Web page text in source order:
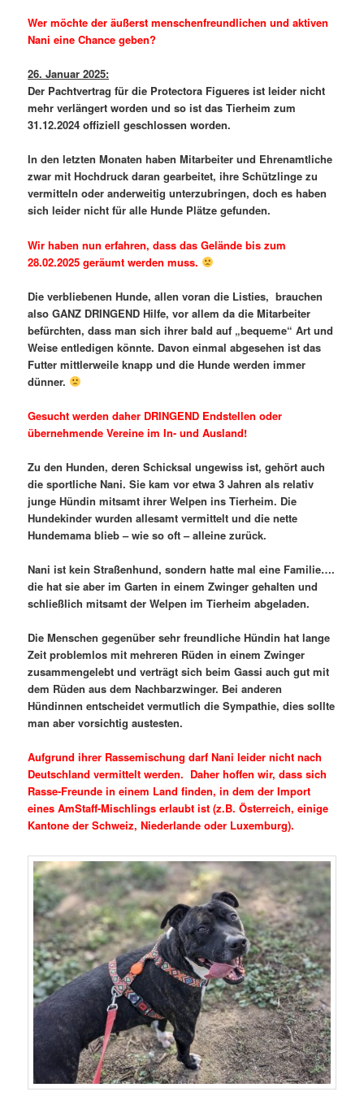
Wer möchte der äußerst menschenfreundlichen und aktiven
Nani eine Chance geben?
26. Januar 2025:
Der Pachtvertrag für die Protectora Figueres ist leider nicht
mehr verlängert worden und so ist das Tierheim zum
31.12.2024 offiziell geschlossen worden.
In den letzten Monaten haben Mitarbeiter und Ehrenamtliche
zwar mit Hochdruck daran gearbeitet, ihre Schützlinge zu
vermitteln oder anderweitig unterzubringen, doch es haben
sich leider nicht für alle Hunde Plätze gefunden.
Wir haben nun erfahren, dass das Gelände bis zum
28.02.2025 geräumt werden muss.
Die verbliebenen Hunde, allen voran die Listies, brauchen
also GANZ DRINGEND Hilfe, vor allem da die Mitarbeiter
befürchten, dass man sich ihrer bald auf „bequeme“ Art und
Weise entledigen könnte. Davon einmal abgesehen ist das
Futter mittlerweile knapp und die Hunde werden immer
dünner.
Gesucht werden daher DRINGEND Endstellen oder
übernehmende Vereine im In- und Ausland!
Zu den Hunden, deren Schicksal ungewiss ist, gehört auch
die sportliche Nani. Sie kam vor etwa 3 Jahren als relativ
junge Hündin mitsamt ihrer Welpen ins Tierheim. Die
Hundekinder wurden allesamt vermittelt und die nette
Hundemama blieb – wie so oft – alleine zurück.
Nani ist kein Straßenhund, sondern hatte mal eine Familie….
die hat sie aber im Garten in einem Zwinger gehalten und
schließlich mitsamt der Welpen im Tierheim abgeladen.
Die Menschen gegenüber sehr freundliche Hündin hat lange
Zeit problemlos mit mehreren Rüden in einem Zwinger
zusammengelebt und verträgt sich beim Gassi auch gut mit
dem Rüden aus dem Nachbarzwinger. Bei anderen
Hündinnen entscheidet vermutlich die Sympathie, dies sollte
man aber vorsichtig austesten.
Aufgrund ihrer Rassemischung darf Nani leider nicht nach
Deutschland vermittelt werden. Daher hoffen wir, dass sich
Rasse-Freunde in einem Land finden, in dem der Import
eines AmStaff-Mischlings erlaubt ist (z.B. Österreich, einige
Kantone der Schweiz, Niederlande oder Luxemburg).